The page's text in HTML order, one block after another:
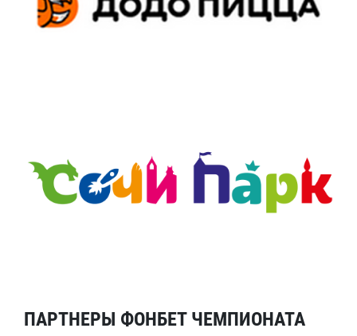
ПАРТНЕРЫ ФОНБЕТ ЧЕМПИОНАТА